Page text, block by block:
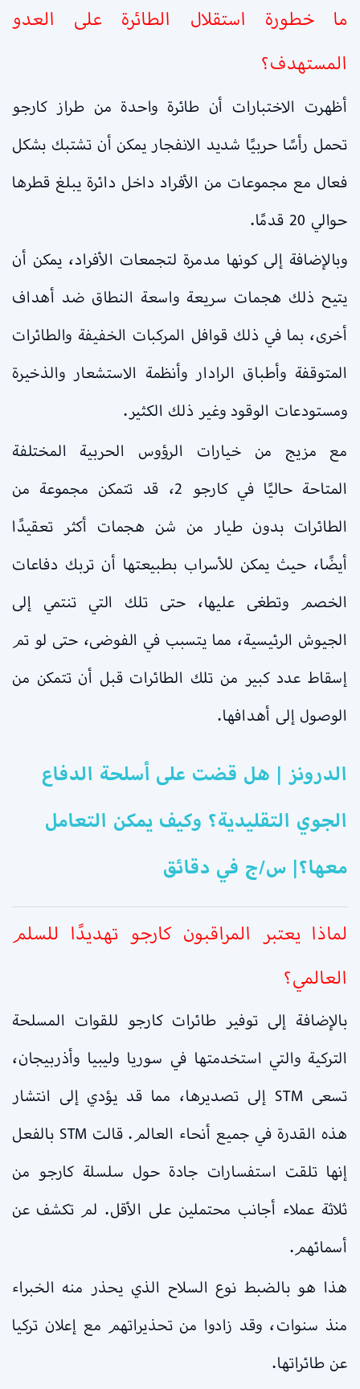
ما خطورة استقلال الطائرة على العدو
المستهدف؟
أظهرت الاختبارات أن طائرة واحدة من طراز كارجو
تحمل رأسًا حربيًا شديد الانفجار يمكن أن تشتبك بشكل
فعال مع مجموعات من الأفراد داخل دائرة يبلغ قطرها
حوالي 20 قدمًا.
وبالإضافة إلى كونها مدمرة لتجمعات الأفراد، يمكن أن
يتيح ذلك هجمات سريعة واسعة النطاق ضد أهداف
أخرى، بما في ذلك قوافل المركبات الخفيفة والطائرات
المتوقفة وأطباق الرادار وأنظمة الاستشعار والذخيرة
ومستودعات الوقود وغير ذلك الكثير.
مع مزيج من خيارات الرؤوس الحربية المختلفة
المتاحة حاليًا في كارجو 2، قد تتمكن مجموعة من
الطائرات بدون طيار من شن هجمات أكثر تعقيدًا
أيضًا، حيث يمكن للأسراب بطبيعتها أن تربك دفاعات
الخصم وتطغى عليها، حتى تلك التي تنتمي إلى
الجيوش الرئيسية، مما يتسبب في الفوضى، حتى لو تم
إسقاط عدد كبير من تلك الطائرات قبل أن تتمكن من
الوصول إلى أهدافها.
الدرونز | هل قضت على أسلحة الدفاع
الجوي التقليدية؟ وكيف يمكن التعامل
معها؟| س/ج في دقائق
لماذا يعتبر المراقبون كارجو تهديدًا للسلم
العالمي؟
بالإضافة إلى توفير طائرات كارجو للقوات المسلحة
التركية والتي استخدمتها في سوريا وليبيا وأذربيجان،
تسعى STM إلى تصديرها، مما قد يؤدي إلى انتشار
هذه القدرة في جميع أنحاء العالم. قالت STM بالفعل
إنها تلقت استفسارات جادة حول سلسلة كارجو من
ثلاثة عملاء أجانب محتملين على الأقل. لم تكشف عن
أسمائهم.
هذا هو بالضبط نوع السلاح الذي يحذر منه الخبراء
منذ سنوات، وقد زادوا من تحذيراتهم مع إعلان تركيا
عن طائراتها.